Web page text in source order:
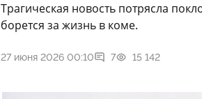
Трагическая новость потрясла
борется за жизнь в коме.
27 июня 2026 00:10 7 15 142